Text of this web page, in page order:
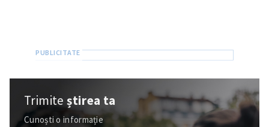
Trimiteștirea ta
Cunoști o informație